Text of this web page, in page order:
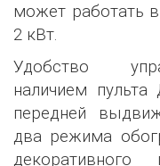
может работать
2 кВт.
Удобство
наличием
передней
два режима